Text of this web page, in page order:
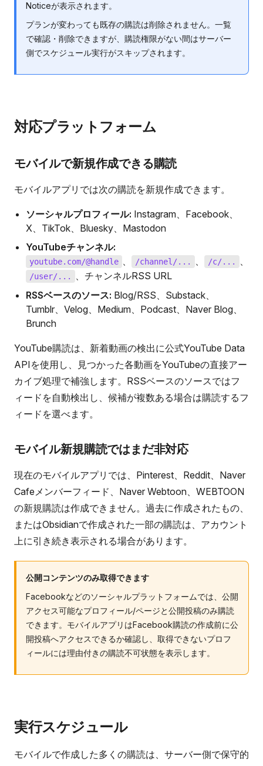
Noticeが表示されます。
プランが変わっても既存の購読は削除されません。一覧
で確認・削除できますが、購読権限がない間はサーバー
側でスケジュール実行がスキップされます。
対応プラットフォーム
モバイルで新規作成できる購読
モバイルアプリでは次の購読を新規作成できます。
ソーシャルプロフィール: Instagram、Facebook、
X、TikTok、Bluesky、Mastodon
YouTubeチャンネル:
youtube.com/@handle 、 /channel/... 、 /c/... 、
/user/...
、チャンネルRSS URL
RSSベースのソース: Blog/RSS、Substack、
Tumblr、Velog、Medium、Podcast、Naver Blog、
Brunch
YouTube購読は、新着動画の検出に公式YouTube Data
APIを使用し、見つかった各動画をYouTubeの直接アー
カイブ処理で補強します。RSSベースのソースではフ
ィードを自動検出し、候補が複数ある場合は購読するフ
ィードを選べます。
モバイル新規購読ではまだ非対応
現在のモバイルアプリでは、Pinterest、Reddit、Naver
Cafeメンバーフィード、Naver Webtoon、WEBTOON
の新規購読は作成できません。過去に作成されたもの、
またはObsidianで作成された一部の購読は、アカウント
上に引き続き表示される場合があります。
公開コンテンツのみ取得できます
Facebookなどのソーシャルプラットフォームでは、公開
アクセス可能なプロフィール/ページと公開投稿のみ購読
できます。モバイルアプリはFacebook購読の作成前に公
開投稿へアクセスできるか確認し、取得できないプロフ
ィールには理由付きの購読不可状態を表示します。
実行スケジュール
モバイルで作成した多くの購読は、サーバー側で保守的